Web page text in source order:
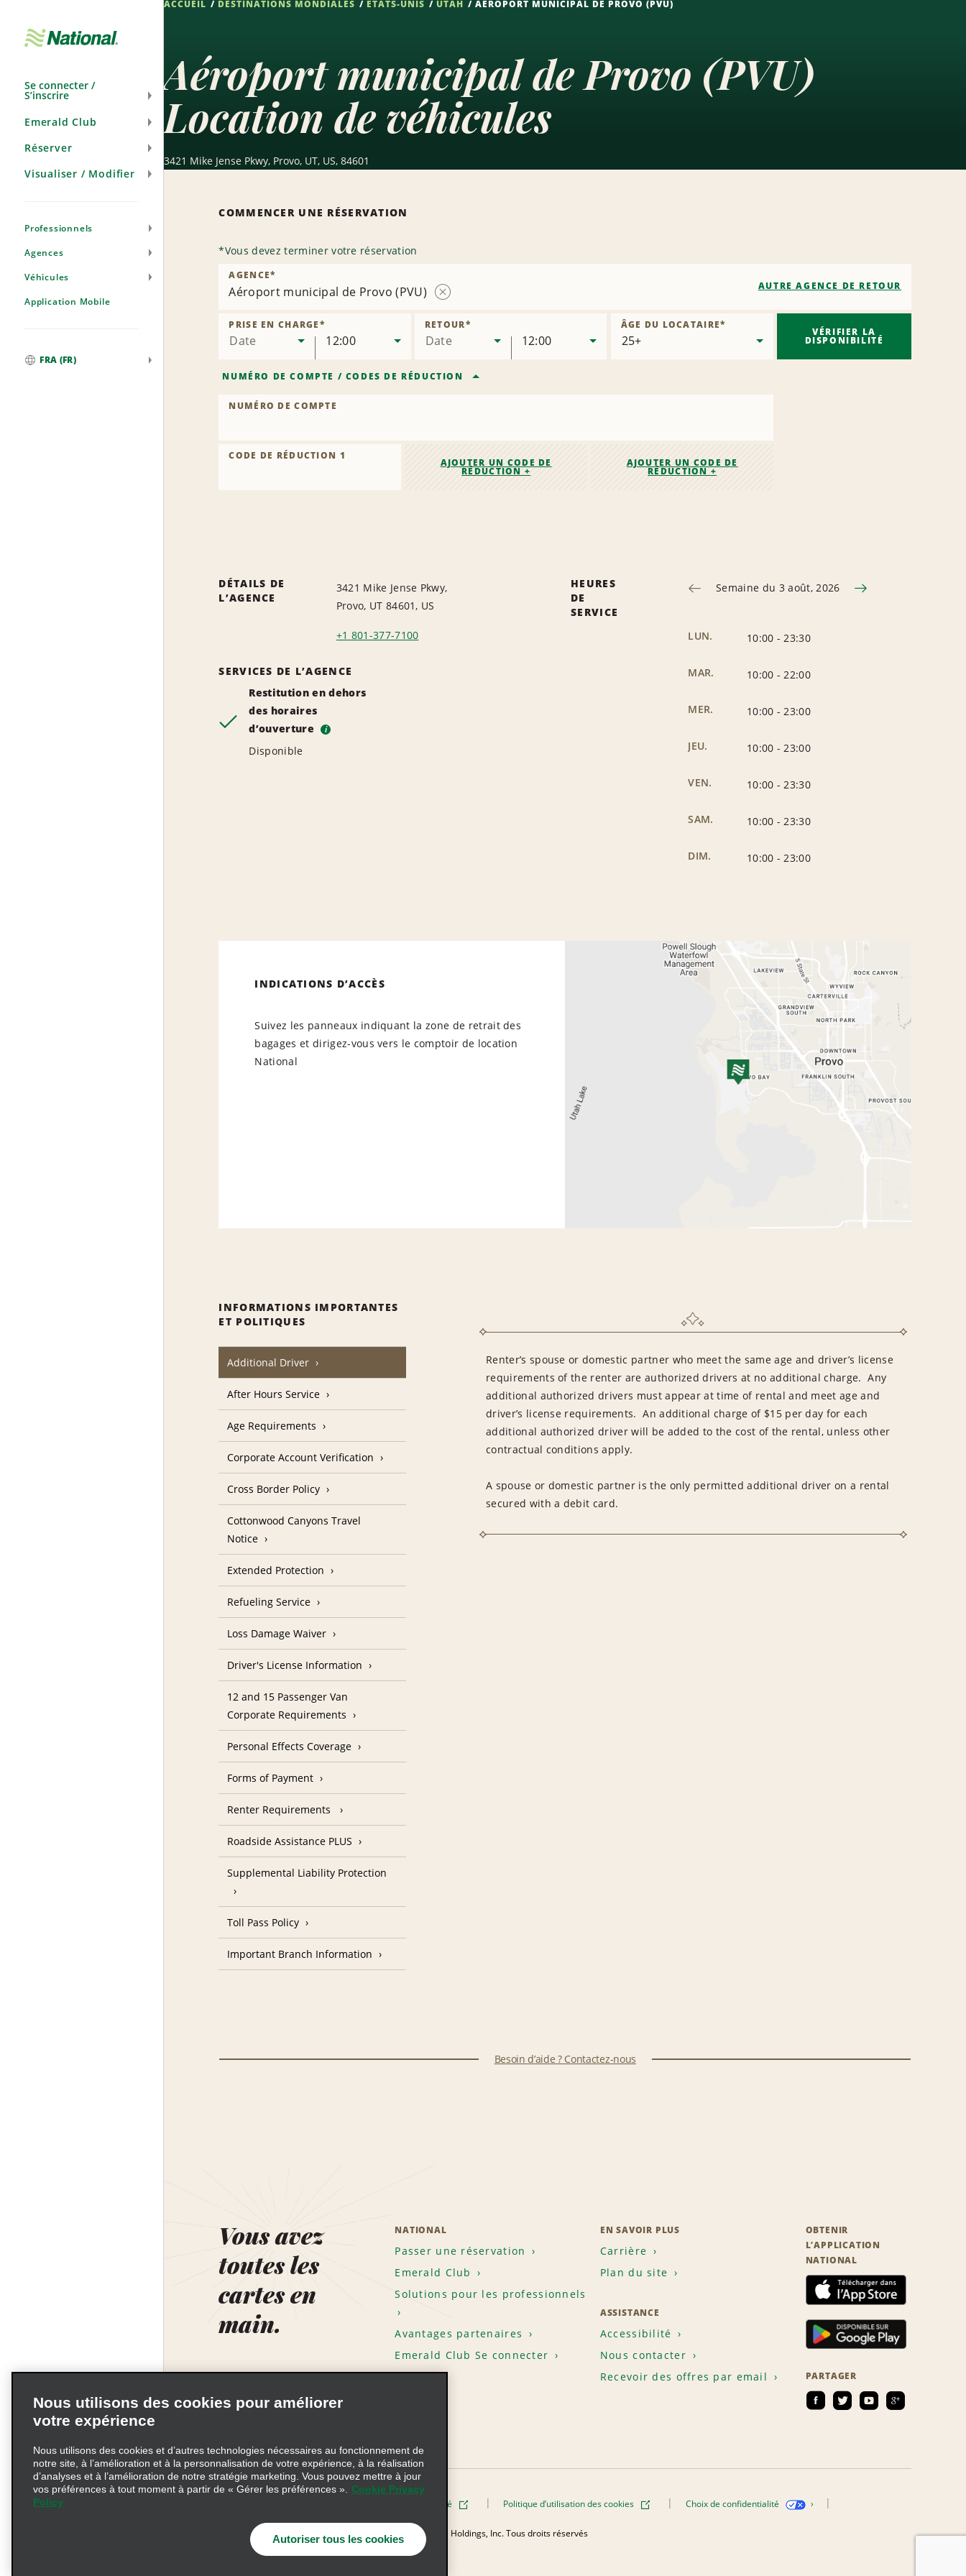
navigation
Se connecter /
S’inscrire
Emerald Club
Réserver
Visualiser / Modifier
Professionnels
Agences
Véhicules
Application Mobile
FRA (FR)
ACCUEIL DESTINATIONS MONDIALES ÉTATS-UNIS UTAH AÉROPORT MUNICIPAL DE PROVO (PVU)
Aéroport municipal de Provo (PVU)
Location de véhicules
3421 Mike Jense Pkwy, Provo, UT, US, 84601
COMMENCER UNE RÉSERVATION
*Vous devez terminer votre réservation
Aéroport municipal de Provo (PVU)
l’agence
AGENCE*
AUTRE AGENCE DE RETOUR
Date
PRISE EN CHARGE*
12:00 Date
RETOUR*
12:00
ÂGE DU LOCATAIRE*
NUMÉRO DE COMPTE / CODES DE RÉDUCTION
NUMÉRO DE COMPTE
CODE DE RÉDUCTION 1
AJOUTER UN CODE DE
RÉDUCTION +
AJOUTER UN CODE DE
RÉDUCTION +
VÉRIFIER LA
DISPONIBILITÉ
DÉTAILS DE
L’AGENCE
3421 Mike Jense Pkwy,
Provo, UT 84601, US
+1 801-377-7100
SERVICES DE L’AGENCE
Restitution en dehors
des horaires
d’ouverture
i
Disponible
HEURES
DE
SERVICE
Semaine du 3 août, 2026
LUN. 10:00 -23:30
MAR. 10:00 -22:00
MER. 10:00 -23:00
JEU. 10:00 -23:00
VEN. 10:00 -23:30
SAM. 10:00 -23:30
DIM. 10:00 -23:00
INDICATIONS D’ACCÈS
Suivez les panneaux indiquant la zone de retrait des
bagages et dirigez-vous vers le comptoir de location
National
INFORMATIONS IMPORTANTES
ET POLITIQUES
Additional Driver
Renter’s spouse or domestic partner who meet the same age and driver’s license
requirements of the renter are authorized drivers at no additional charge. Any
additional authorized drivers must appear at time of rental and meet age and
driver’s license requirements. An additional charge of $15 per day for each
additional authorized driver will be added to the cost of the rental, unless other
contractual conditions apply.
A spouse or domestic partner is the only permitted additional driver on a rental
secured with a debit card.
After Hours Service
Age Requirements
Corporate Account Verification
Cross Border Policy
Cottonwood Canyons Travel
Notice
Extended Protection
Refueling Service
Loss Damage Waiver
Driver's License Information
12 and 15 Passenger Van
Corporate Requirements
Personal Effects Coverage
Forms of Payment
Renter Requirements
Roadside Assistance PLUS
Supplemental Liability Protection
Toll Pass Policy
Important Branch Information
Besoin d’aide ? Contactez-nous
Vous avez
toutes les
cartes en
main.
NATIONAL
Passer une réservation
Emerald Club
Solutions pour les professionnels
Avantages partenaires
Emerald Club Se connecter
EN SAVOIR PLUS
Carrière
Plan du site
ASSISTANCE
Accessibilité
Nous contacter
Recevoir des offres par email
OBTENIR
L’APPLICATION
NATIONAL
PARTAGER
Politique de confidentialité Politique d’utilisation des cookies Choix de confidentialité
Information précontractuelle © 2026 Enterprise Holdings, Inc. Tous droits réservés
Nous utilisons des cookies pour améliorer
votre expérience
Nous utilisons des cookies et d’autres technologies nécessaires au fonctionnement de
notre site, à l’amélioration et à la personnalisation de votre expérience, à la réalisation
d’analyses et à l’amélioration de notre stratégie marketing. Vous pouvez mettre à jour
vos préférences à tout moment à partir de « Gérer les préférences ».
Cookie Privacy
Policy
Autoriser tous les cookies